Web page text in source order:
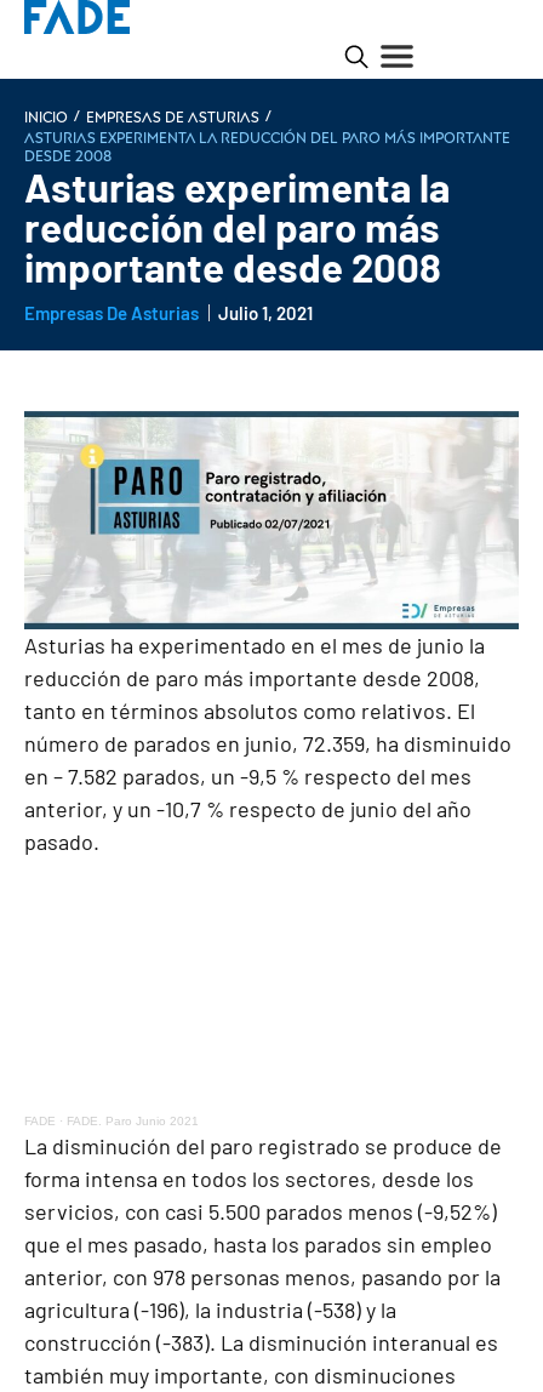
INICIO / Empresas de Asturias /
Asturias experimenta la reducción del paro más importante
desde 2008
Asturias experimenta la
reducción del paro más
importante desde 2008
Empresas De Asturias Julio 1, 2021
Asturias ha experimentado en el mes de junio la
reducción de paro más importante desde 2008,
tanto en términos absolutos como relativos. El
número de parados en junio, 72.359, ha disminuido
en – 7.582 parados, un -9,5 % respecto del mes
anterior, y un -10,7 % respecto de junio del año
pasado.
FADE · FADE. Paro Junio 2021
La disminución del paro registrado se produce de
forma intensa en todos los sectores, desde los
servicios, con casi 5.500 parados menos (-9,52%)
que el mes pasado, hasta los parados sin empleo
anterior, con 978 personas menos, pasando por la
agricultura (-196), la industria (-538) y la
construcción (-383). La disminución interanual es
también muy importante, con disminuciones